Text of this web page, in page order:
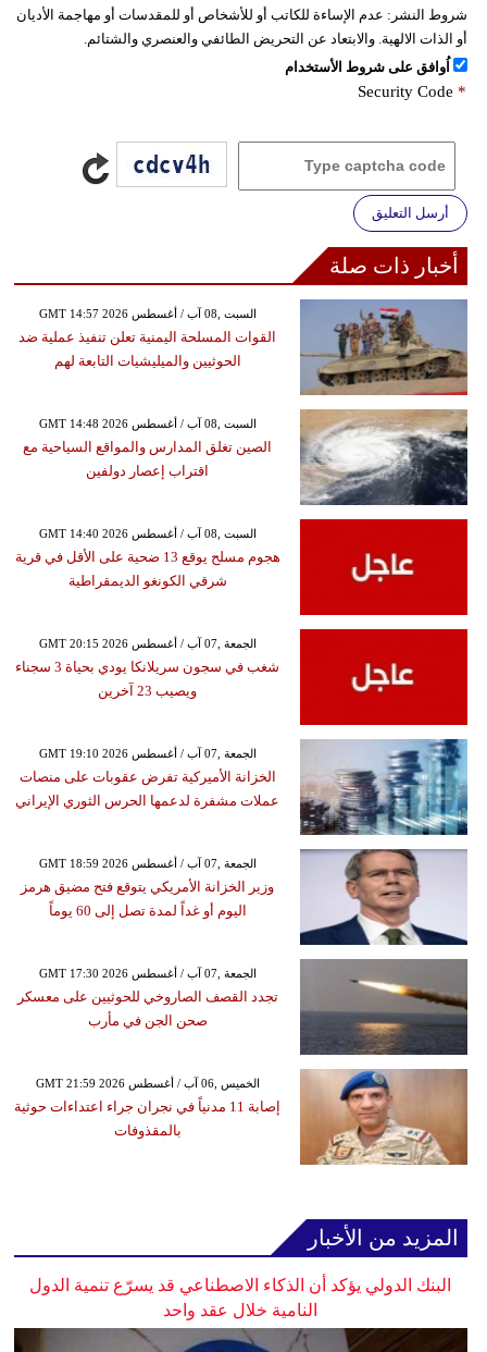
شروط النشر: عدم الإساءة للكاتب أو للأشخاص أو للمقدسات أو مهاجمة الأديان
أو الذات الالهية. والابتعاد عن التحريض الطائفي والعنصري والشتائم.
اُوافق على شروط الأستخدام
Security Code *
أرسل التعليق
أخبار ذات صلة
GMT 14:57 2026 السبت ,08 آب / أغسطس
القوات المسلحة اليمنية تعلن تنفيذ عملية ضد
الحوثيين والميليشيات التابعة لهم
GMT 14:48 2026 السبت ,08 آب / أغسطس
الصين تغلق المدارس والمواقع السياحية مع
اقتراب إعصار دولفين
GMT 14:40 2026 السبت ,08 آب / أغسطس
هجوم مسلح يوقع 13 ضحية على الأقل في قرية
شرقي الكونغو الديمقراطية
GMT 20:15 2026 الجمعة ,07 آب / أغسطس
شغب في سجون سريلانكا يودي بحياة 3 سجناء
ويصيب 23 آخرين
GMT 19:10 2026 الجمعة ,07 آب / أغسطس
الخزانة الأميركية تفرض عقوبات على منصات
عملات مشفرة لدعمها الحرس الثوري الإيراني
GMT 18:59 2026 الجمعة ,07 آب / أغسطس
وزير الخزانة الأمريكي يتوقع فتح مضيق هرمز
اليوم أو غداً لمدة تصل إلى 60 يوماً
GMT 17:30 2026 الجمعة ,07 آب / أغسطس
تجدد القصف الصاروخي للحوثيين على معسكر
صحن الجن في مأرب
GMT 21:59 2026 الخميس ,06 آب / أغسطس
إصابة 11 مدنياً في نجران جراء اعتداءات حوثية
بالمقذوفات
المزيد من الأخبار
البنك الدولي يؤكد أن الذكاء الاصطناعي قد يسرّع تنمية الدول
النامية خلال عقد واحد